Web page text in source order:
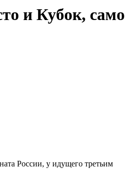
и Кубок, само
России, у идущего третьим